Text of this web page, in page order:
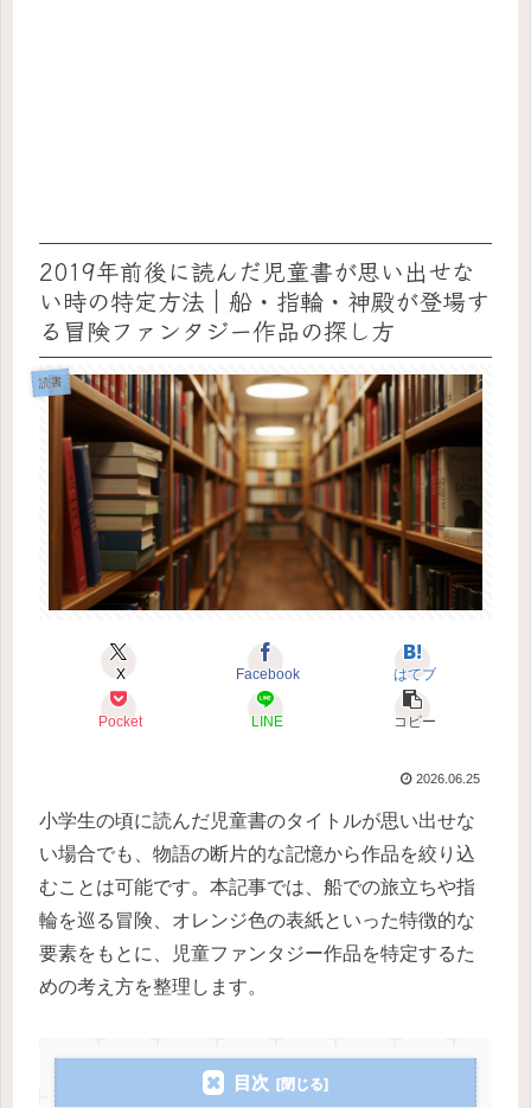
2019年前後に読んだ児童書が思い出せな
い時の特定方法｜船・指輪・神殿が登場す
る冒険ファンタジー作品の探し方
読書
X Facebook はてブ
Pocket LINE コピー
2026.06.25
小学生の頃に読んだ児童書のタイトルが思い出せな
い場合でも、物語の断片的な記憶から作品を絞り込
むことは可能です。本記事では、船での旅立ちや指
輪を巡る冒険、オレンジ色の表紙といった特徴的な
要素をもとに、児童ファンタジー作品を特定するた
めの考え方を整理します。
目次